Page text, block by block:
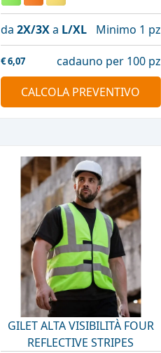
da 2X/3Xa L/XL Minimo 1 pz
€6,07
cadauno per 100 pz
CALCOLA PREVENTIVO
GILET ALTA VISIBILITÀ FOUR
REFLECTIVE STRIPES